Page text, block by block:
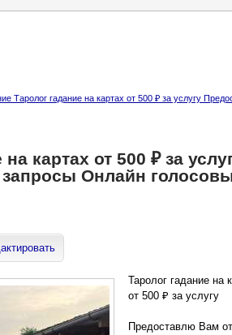
Таролог гадание на картах от 500 ₽ за услугу
на картах от 500 ₽ за
Онлайн
Таролог гадание на
от 500 ₽ за услугу
Предоставлю Вам